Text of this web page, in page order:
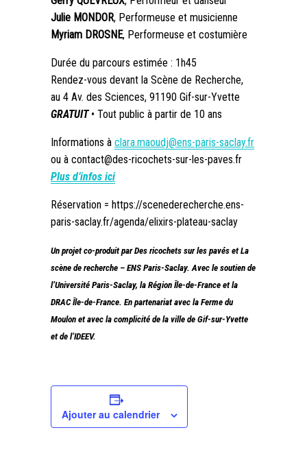
Julie MONDOR, Performeuse et musicienne
Myriam DROSNE, Performeuse et costumière
Durée du parcours estimée : 1h45
Rendez-vous devant la Scène de Recherche,
au 4 Av. des Sciences, 91190 Gif-sur-Yvette
GRATUIT• Tout public à partir de 10 ans
Informations à clara.maoudj@ens-paris-saclay.fr
ou à contact@des-ricochets-sur-les-paves.fr
Plus d’infos ici
Réservation = https://scenederecherche.ens-
paris-saclay.fr/agenda/elixirs-plateau-saclay
Un projet co-produit par Des ricochets sur les pavés et La
scène de recherche – ENS Paris-Saclay. Avec le soutien de
l’Université Paris-Saclay, la Région Île-de-France et la
DRAC Île-de-France. En partenariatavec la Ferme du
Moulon et avec la complicité de la ville de Gif-sur-Yvette
et de l’IDEEV.
Ajouter au calendrier